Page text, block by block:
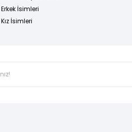
Erkek İsimleri
Kız İsimleri